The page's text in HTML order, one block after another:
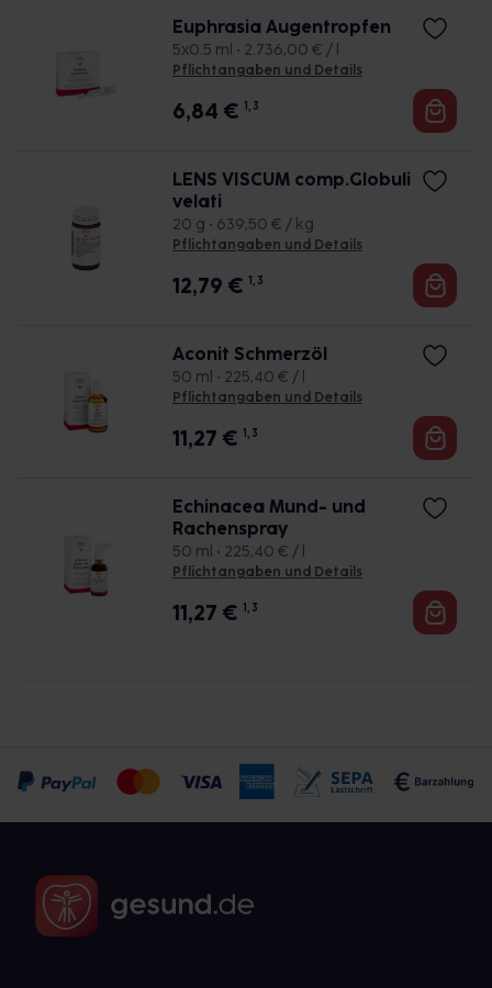
Euphrasia Augentropfen
5x0.5 ml • 2.736,00 € / l
Pflichtangaben und Details
6,84 € 1, 3
LENS VISCUM comp.Globuli
velati
20 g • 639,50 € / kg
Pflichtangaben und Details
12,79 € 1, 3
Aconit Schmerzöl
50 ml • 225,40 € / l
Pflichtangaben und Details
11,27 € 1, 3
Echinacea Mund- und
Rachenspray
50 ml • 225,40 € / l
Pflichtangaben und Details
11,27 € 1, 3